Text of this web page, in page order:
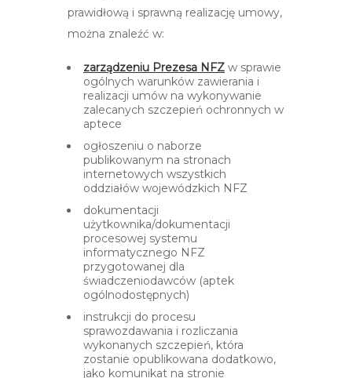
prawidłową i sprawną realizację umowy,
można znaleźć w:
zarządzeniu Prezesa NFZotwiera
się
w
nowej
w sprawie
ogólnych warunków zawierania i
realizacji umów na wykonywanie
zalecanych szczepień ochronnych w
aptece
ogłoszeniu o naborze
publikowanym na stronach
internetowych wszystkich
oddziałów wojewódzkich NFZ
dokumentacji
użytkownika/dokumentacji
procesowej systemu
informatycznego NFZ
przygotowanej dla
świadczeniodawców (aptek
ogólnodostępnych)
instrukcji do procesu
sprawozdawania i rozliczania
wykonanych szczepień, która
zostanie opublikowana dodatkowo,
jako komunikat na stronie